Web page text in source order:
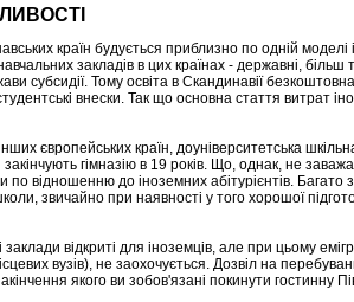
країн будується приблизно по одній моделі
закладів в цих країнах - державні, більш
субсидії. Тому освіта в Скандинавії
внески. Так що основна стаття витрат
європейських країн, доуніверситетська
гімназію в 19 років. Що, однак, не
відношенню до іноземних абітурієнтів. Багато
звичайно при наявності у того хорошої
відкриті для іноземців, але при цьому
вузів), не заохочується. Дозвіл на
якого ви зобов'язані покинути гостинну